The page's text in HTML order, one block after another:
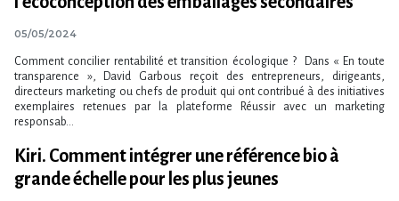
05/05/2024
Comment concilier rentabilité et transition écologique ? Dans « En toute
transparence », David Garbous reçoit des entrepreneurs, dirigeants,
directeurs marketing ou chefs de produit qui ont contribué à des initiatives
exemplaires retenues par la plateforme Réussir avec un marketing
responsab...
Kiri. Comment intégrer une référence bio à
grande échelle pour les plus jeunes